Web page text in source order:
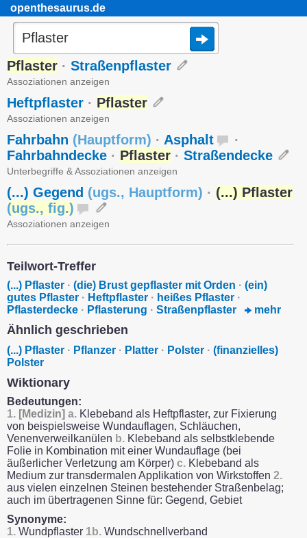
openthesaurus.de
Pflaster · Straßenpflaster
Assoziationen anzeigen
Heftpflaster · Pflaster
Assoziationen anzeigen
Fahrbahn (Hauptform) · Asphalt
·
Fahrbahndecke · Pflaster · Straßendecke
Unterbegriffe & Assoziationen anzeigen
(...) Gegend (ugs., Hauptform) · (...) Pflaster
(ugs., fig.)
Assoziationen anzeigen
Teilwort-Treffer
(...) Pflaster · (die) Brust gepflaster mit Orden · (ein)
gutes Pflaster · Heftpflaster · heißes Pflaster ·
Pflasterdecke · Pflasterung · Straßenpflaster mehr
Ähnlich geschrieben
(...) Pflaster · Pflanzer · Platter · Polster · (finanzielles)
Polster
Wiktionary
Bedeutungen:
1. [Medizin] a. Klebeband als Heftpflaster, zur Fixierung
von beispielsweise Wundauflagen, Schläuchen,
Venenverweilkanülen b. Klebeband als selbstklebende
Folie in Kombination mit einer Wundauflage (bei
äußerlicher Verletzung am Körper) c. Klebeband als
Medium zur transdermalen Applikation von Wirkstoffen 2.
aus vielen einzelnen Steinen bestehender Straßenbelag;
auch im übertragenen Sinne für: Gegend, Gebiet
Synonyme:
1. Wundpflaster 1b. Wundschnellverband